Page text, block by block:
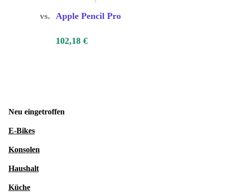
vs. Apple Pencil Pro
102,18 €
Neu eingetroffen
E-Bikes
Konsolen
Haushalt
Küche